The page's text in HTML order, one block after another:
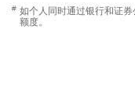
# 如个人同时通过银行和证
额度。